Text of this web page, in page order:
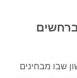
שבו מבחינים